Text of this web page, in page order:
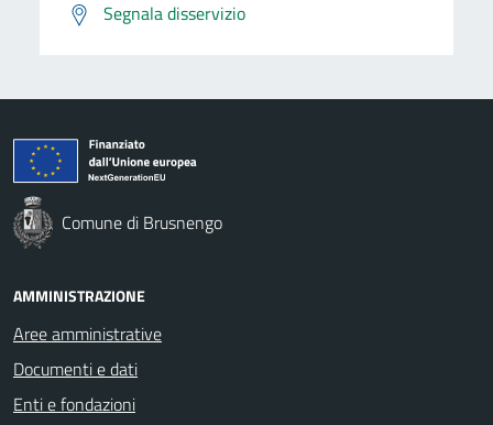
Segnala disservizio
Comune di Brusnengo
AMMINISTRAZIONE
Aree amministrative
Documenti e dati
Enti e fondazioni